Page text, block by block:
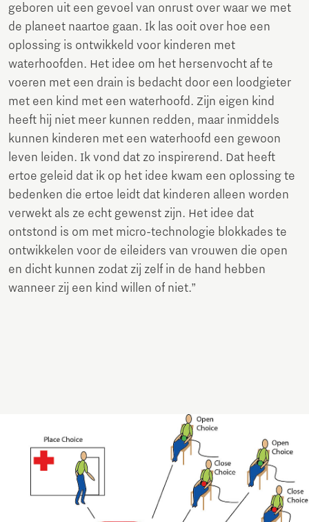
geboren uit een gevoel van onrust over waar we met
de planeet naartoe gaan. Ik las ooit over hoe een
oplossing is ontwikkeld voor kinderen met
waterhoofden. Het idee om het hersenvocht af te
voeren met een drain is bedacht door een loodgieter
met een kind met een waterhoofd. Zijn eigen kind
heeft hij niet meer kunnen redden, maar inmiddels
kunnen kinderen met een waterhoofd een gewoon
leven leiden. Ik vond dat zo inspirerend. Dat heeft
ertoe geleid dat ik op het idee kwam een oplossing te
bedenken die ertoe leidt dat kinderen alleen worden
verwekt als ze echt gewenst zijn. Het idee dat
ontstond is om met micro-technologie blokkades te
ontwikkelen voor de eileiders van vrouwen die open
en dicht kunnen zodat zij zelf in de hand hebben
wanneer zij een kind willen of niet.”